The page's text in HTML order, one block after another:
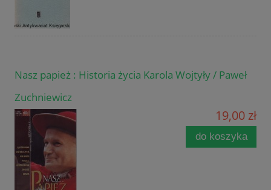
Nasz papież : Historia życia Karola Wojtyły / Paweł
Zuchniewicz
19,00 zł
do koszyka